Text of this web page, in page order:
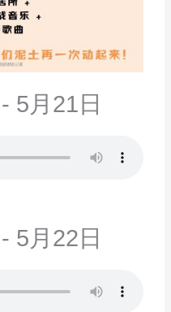
5月21日
5月22日